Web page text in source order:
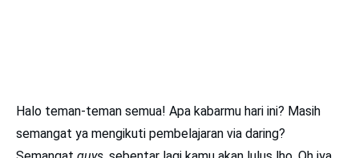
Halo teman-teman semua! Apa kabarmu hari ini? Masih
semangat ya mengikuti pembelajaran via daring?